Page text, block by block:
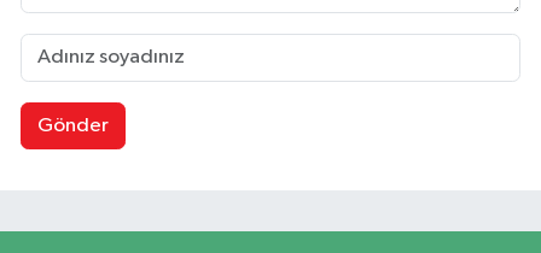
Gönder